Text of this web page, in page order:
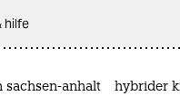
hilfe
sachsen-anhalt hybrider